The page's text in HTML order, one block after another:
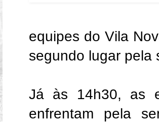
equipes do Vila
segundo lugar pela
Já às 14h30, as
enfrentam pela